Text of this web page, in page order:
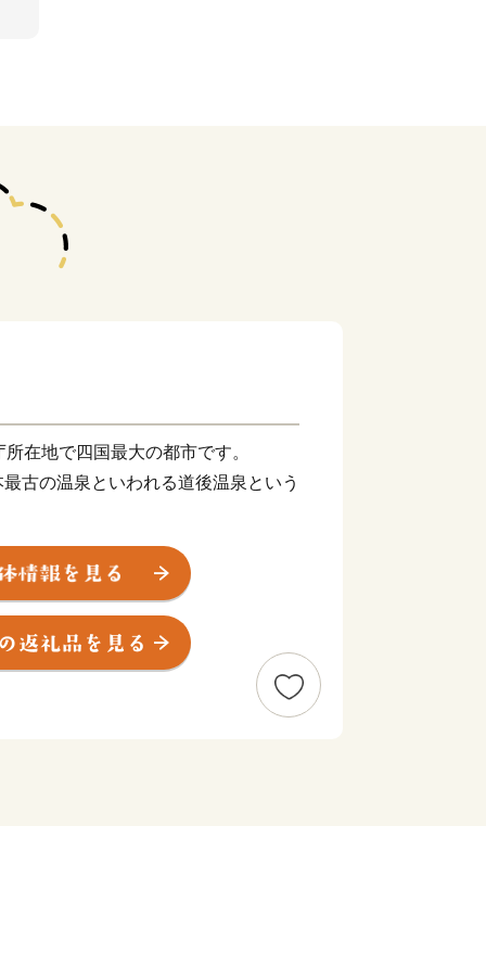
在地で四国最大の都市です。
古の温泉といわれる道後温泉という
正岡子規の生誕地でもあります。